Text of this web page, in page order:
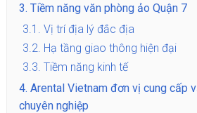
3. Tiềm năng văn phòng ảo Quận 7
3.1. Vị trí địa lý đắc địa
3.2. Hạ tầng giao thông hiện đại
3.3. Tiềm năng kinh tế
4. Arental Vietnam đơn vị cung cấp
chuyên nghiệp